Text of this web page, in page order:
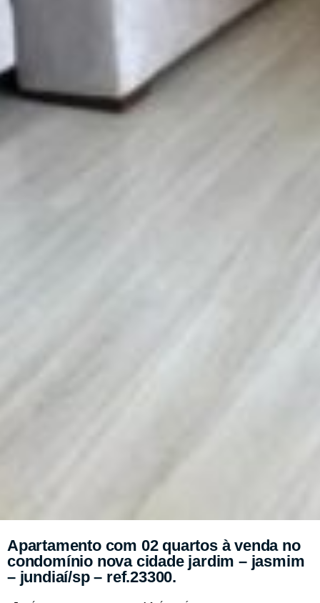
Apartamento com 02 quartos à venda no
condomínio nova cidade jardim – jasmim
– jundiaí/sp – ref.23300.